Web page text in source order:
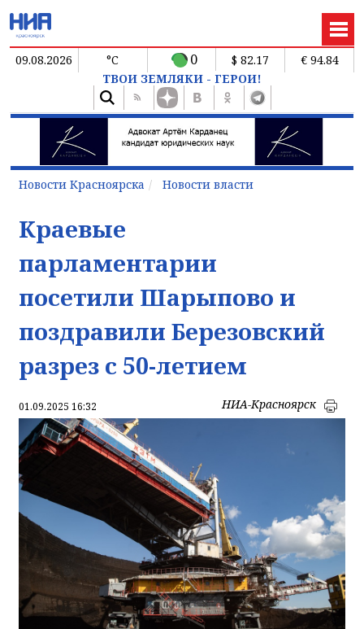
09.08.2026 °C 0 $ 82.17
€ 94.84
ТВОИ ЗЕМЛЯКИ - ГЕРОИ!
Новости Красноярска Новости власти
Краевые
парламентарии
посетили Шарыпово и
поздравили Березовский
разрез с 50-летием
01.09.2025 16:32 НИА-Красноярск